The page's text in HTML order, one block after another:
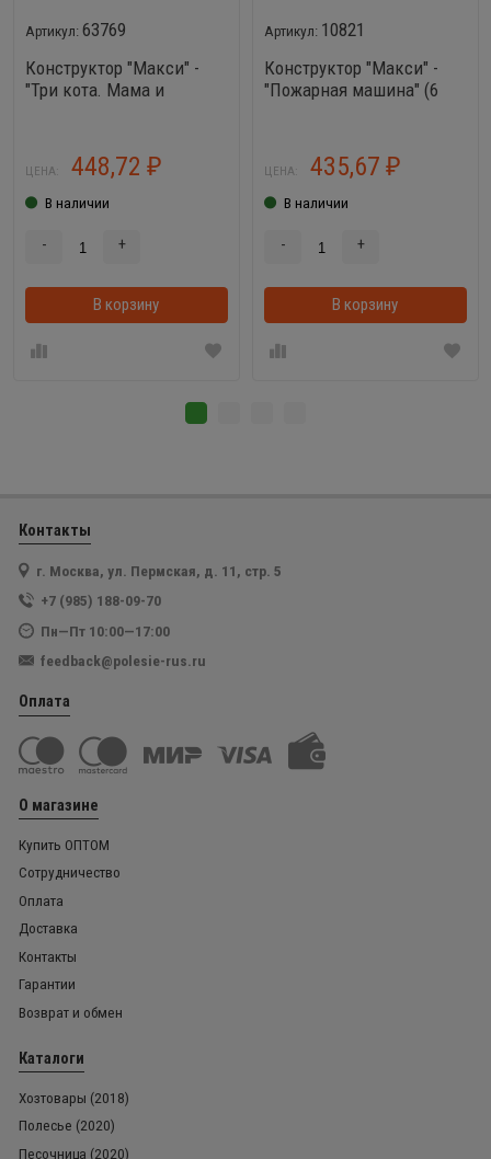
63769
Конструктор "Макси" -
"Три кота. Мама и
ЦЕНА: 448,72 ₽
В наличии
- +
В корзину В корзинке
10821
Конструктор "Макси" -
"Пожарная машина" (6
ЦЕНА: 435,67 ₽
В наличии
- +
В корзину
Контакты
г. Москва, ул. Пермская, д. 11, стр. 5
+7 (985) 188-09-70
Пн—Пт 10:00—17:00
feedback@polesie-rus.ru
Оплата
О магазине
Купить ОПТОМ
Сотрудничество
Оплата
Доставка
Контакты
Гарантии
Возврат и обмен
Каталоги
Хозтовары (2018)
Полесье (2020)
Песочница (2020)